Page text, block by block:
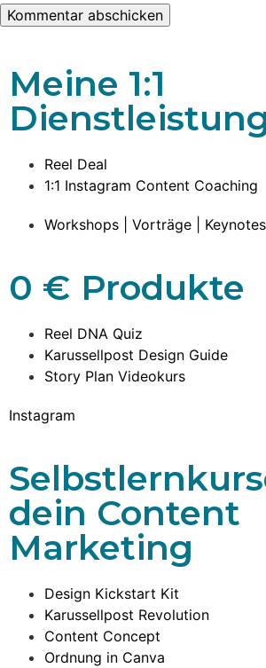
Meine 1:1
Reel Deal
1:1 Instagram Content Coaching
Workshops | Vorträge | Keynotes
0 € Produkte
Reel DNA Quiz
Karussellpost Design Guide
Story Plan Videokurs
Instagram
dein Content
Marketing
Design Kickstart Kit
Karussellpost Revolution
Content Concept
Ordnung in Canva